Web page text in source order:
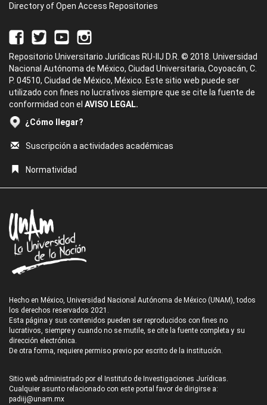
Directory of Open Access Repositories
Repositorio Universitario Jurídicas RU-IIJ D.R. © 2018. Universidad
Nacional Autónoma de México, Ciudad Universitaria, Coyoacán, C.
P. 04510, Ciudad de México, México. Este sitio web puede ser
utilizado con fines no lucrativos siempre que se cite la fuente de
conformidad con el AVISO LEGAL.
¿Cómo llegar?
Suscripción a actividades académicas
Normatividad
Hecho en México, Universidad Nacional Autónoma de México (UNAM), todos
los derechos reservados 2021.
Esta página y sus contenidos pueden ser reproducidos con fines no
lucrativos, siempre y cuando no se mutile, se cite la fuente completa y su
dirección electrónica.
De otra forma, requiere permiso previo por escrito de la institución.
Sitio web administrado por el Instituto de Investigaciones Jurídicas.
Cualquier asunto relacionado con este portal favor de dirigirse a:
padiij@unam.mx